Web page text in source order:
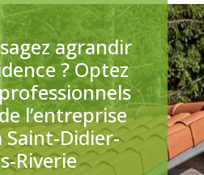
agrandir
? Optez
l’entreprise
Saint-Didier-
Riverie